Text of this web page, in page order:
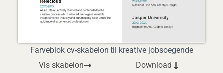
Farveblok cv-skabelon til kreative jobsoegende
Vis skabelon
Download